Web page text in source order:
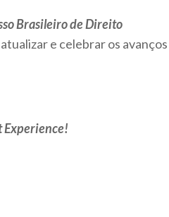
Brasileiro de Direito
e celebrar os avanços
Experience!